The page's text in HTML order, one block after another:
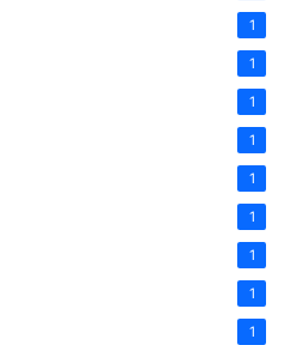
1
1
1
1
1
1
1
1
1